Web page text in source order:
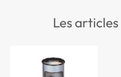
les articles